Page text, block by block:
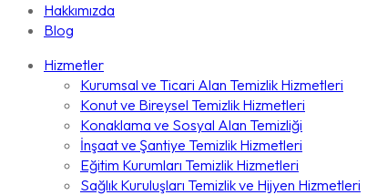
Hakkımızda
Blog
Hizmetler
Kurumsal ve Ticari Alan Temizlik Hizmetleri
Konut ve Bireysel Temizlik Hizmetleri
Konaklama ve Sosyal Alan Temizliği
İnşaat ve Şantiye Temizlik Hizmetleri
Eğitim Kurumları Temizlik Hizmetleri
Sağlık Kuruluşları Temizlik ve Hijyen Hizmetleri